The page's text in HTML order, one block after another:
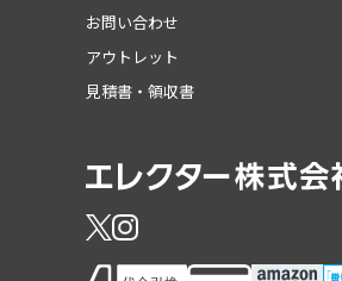
お問い合わせ
アウトレット
見積書・領収書